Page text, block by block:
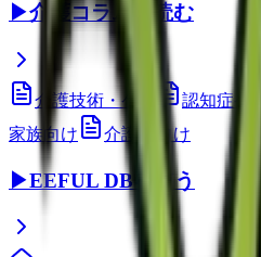
▶介護コラムを読む
介護技術・ケア 認知症ケア
家族向け
介護職向け
▶EEFUL DBを使う